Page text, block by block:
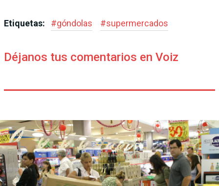
Etiquetas: #góndolas #supermercados
Déjanos tus comentarios en Voiz